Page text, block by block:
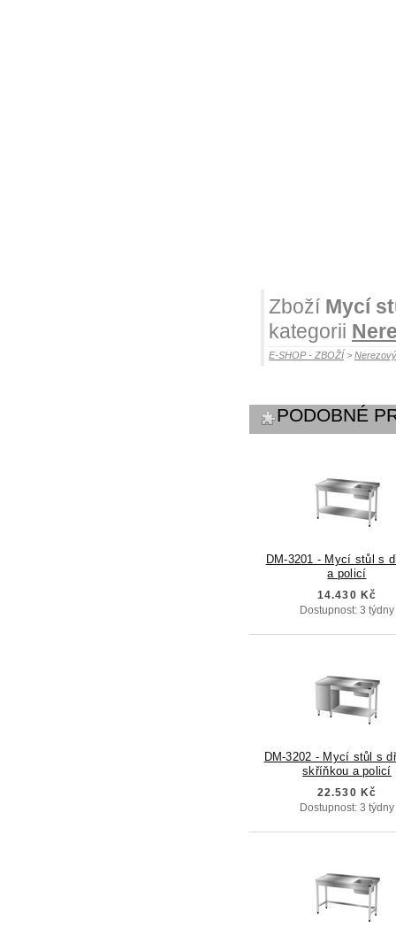
Zboží Mycí
kategorii
E-SHOP - ZBOŽÍ >
PODOBNÉ
DM-3201 - Mycí stůl s
a policí
14.430 Kč
Dostupnost: 3 týdny
DM-3202 - Mycí stůl s
skříňkou a policí
22.530 Kč
Dostupnost: 3 týdny